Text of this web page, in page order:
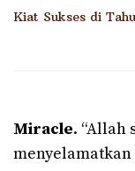
Kiat Sukses di
Miracle. “Allah